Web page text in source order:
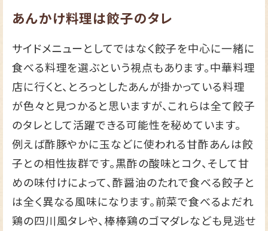
あんかけ料理は餃子のタレ
サイドメニューとしてではなく餃子を中心に一緒に
食べる料理を選ぶという視点もあります。中華料理
店に行くと、とろっとしたあんが掛かっている料理
が色々と見つかると思いますが、これらは全て餃子
のタレとして活躍できる可能性を秘めています。
例えば酢豚やかに玉などに使われる甘酢あんは餃
子との相性抜群です。黒酢の酸味とコク、そして甘
めの味付けによって、酢醤油のたれで食べる餃子と
は全く異なる風味になります。前菜で食べるよだれ
鶏の四川風タレや、棒棒鶏のゴマダレなども見逃せ